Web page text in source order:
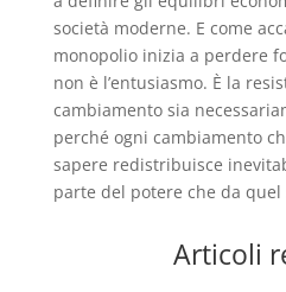
società moderne. E come
monopolio inizia a perdere
non è l’entusiasmo. È la
cambiamento sia
perché ogni cambiamento
sapere redistribuisce
parte del potere che da quel
Articoli